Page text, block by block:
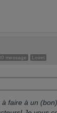
message Loiret
faire à un